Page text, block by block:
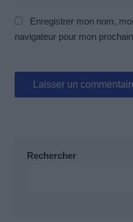
Enregistrer mon nom,
navigateur pour mon
Rechercher